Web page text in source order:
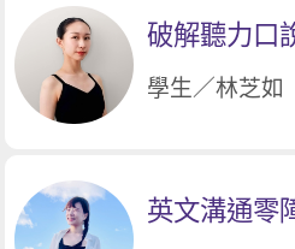
破解聽力口說寫作
入手
學生／林芝如
英文溝通零